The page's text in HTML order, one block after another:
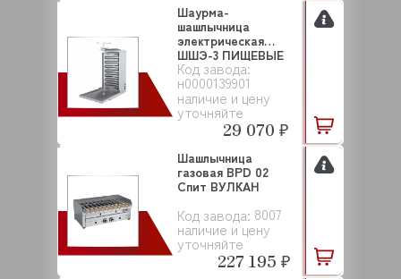
Код завода:
н0000139901
наличие и цену
уточняйте
Шаурма-
шашлычница
электрическая
ШШЭ-3 ПИЩЕВЫЕ
ТЕХНОЛОГИИ
29 070 ₽
Код завода: 8007
наличие и цену
уточняйте
Шашлычница
газовая BPD 02
Спит ВУЛКАН
227 195 ₽